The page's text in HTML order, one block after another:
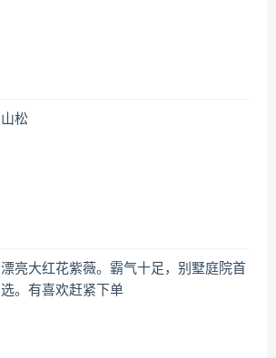
山松
漂亮大红花紫薇。霸气十足，别墅庭院首
选。有喜欢赶紧下单